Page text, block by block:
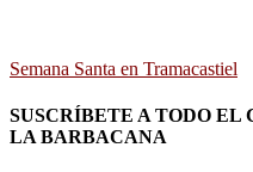
Semana Santa en Tramacastiel
SUSCRÍBETE A TODO EL
LA BARBACANA